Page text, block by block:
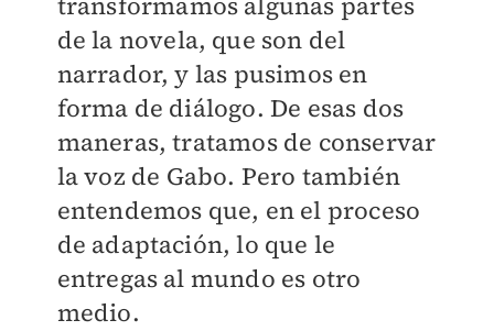
de la novela, que son del
narrador, y las pusimos en
forma de diálogo. De esas dos
maneras, tratamos de conservar
la voz de Gabo. Pero también
entendemos que, en el proceso
de adaptación, lo que le
entregas al mundo es otro
medio.